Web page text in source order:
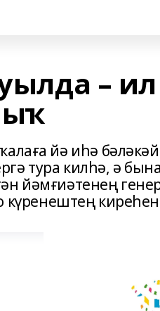
–
йә иһә
тура килһә, ә
йәмғиәтенең
күренештең